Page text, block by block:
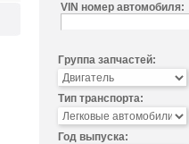
VIN номер автомобиля:
Группа запчастей:
Тип транспорта:
Год выпуска: